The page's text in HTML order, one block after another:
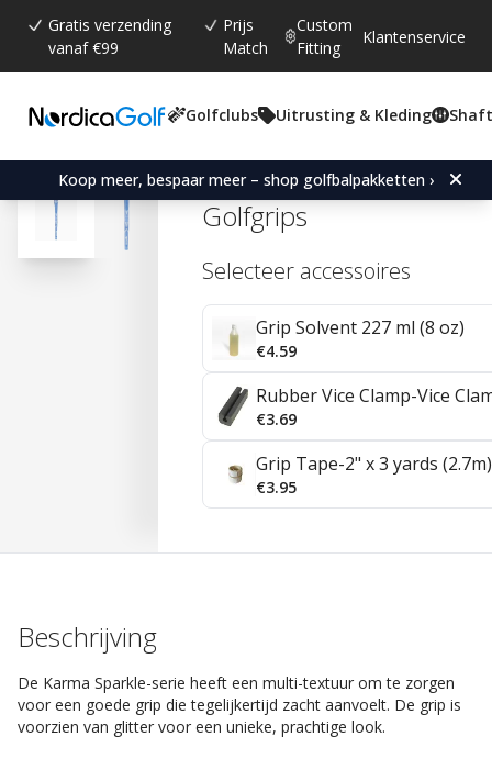
Gratis verzending
vanaf €99
Prijs
Match
Custom
Fitting
Klantenservice
Golfclubs Uitrusting & Kleding
Koop meer, bespaar meer – shop golfbalpakketten ›
Gemiddelde beoordeling:
4.4 (aantal stemmen:
41)
Karma Sparkle
Golfgrips
Selecteer accessoires
Grip Solvent 227 ml (8 oz)
€4.59
Rubber Vice Clamp-Vice
€3.69
Grip Tape-2" x 3 yards (2.7m)
€3.95
Beschrijving
De Karma Sparkle-serie heeft een multi-textuur om te zorgen
voor een goede grip die tegelijkertijd zacht aanvoelt. De grip is
voorzien van glitter voor een unieke, prachtige look.